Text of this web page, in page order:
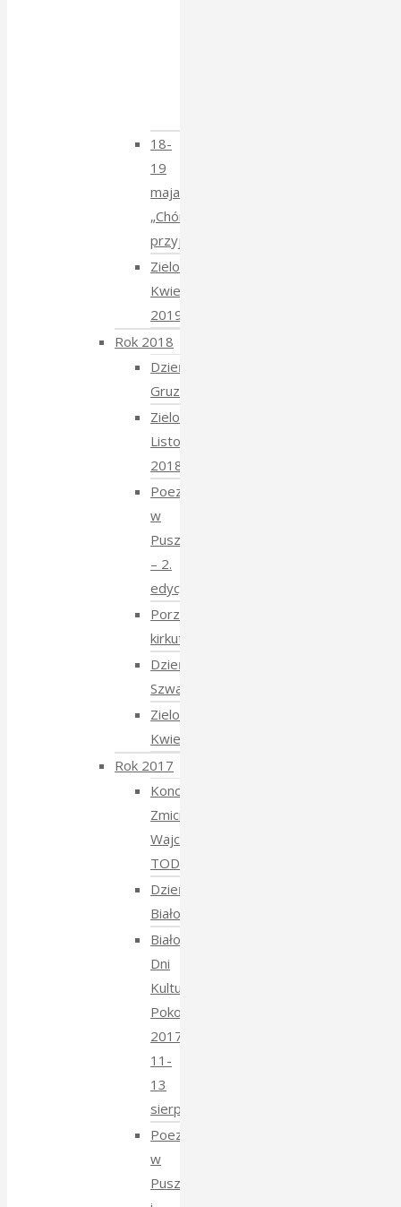
18-
19
maja
„Chór
przyjechał”
Zielony
Kwiecień
2019
Rok 2018
Dzień
Gruziński
Zielony
Listopad
2018
Poezja
w
Puszczy
– 2.
edycja
Porządkowanie
kirkutu
Dzień
Szwajcarski
Zielony
Kwiecień
Rok 2017
Koncert
Zmiciera
Wajciuszkiewicza
TODARA
Dzień
Białoruski
Białowieskie
Dni
Kultury
Pokoju
2017
11-
13
sierpnia
Poezja
w
Puszczy